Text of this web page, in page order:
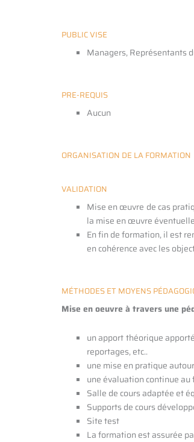
PUBLIC VISE
Managers, Représentants
PRE-REQUIS
Aucun
ORGANISATION DE LA FORMATION
VALIDATION
Mise en œuvre de cas
la mise en œuvre
En fin de formation, il est
en cohérence avec les
MÉTHODES ET MOYENS
Mise en oeuvre à travers une
un apport théorique
reportages, etc..
une mise en pratique
une évaluation continue au
Salle de cours adaptée et
Supports de cours
Site test
La formation est assurée